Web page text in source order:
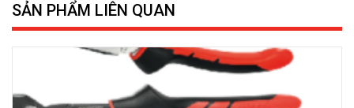
SẢN PHẨM LIÊN QUAN